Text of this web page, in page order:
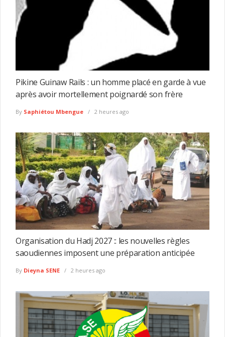
Pikine Guinaw Rails : un homme placé en garde à vue
après avoir mortellement poignardé son frère
By Saphiétou Mbengue 2 heures ago
Organisation du Hadj 2027 :: les nouvelles règles
saoudiennes imposent une préparation anticipée
By Dieyna SENE 2 heures ago